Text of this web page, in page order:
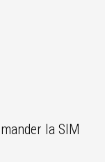
la SIM